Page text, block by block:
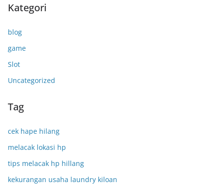
Kategori
blog
game
Slot
Uncategorized
Tag
cek hape hilang
melacak lokasi hp
tips melacak hp hillang
kekurangan usaha laundry kiloan